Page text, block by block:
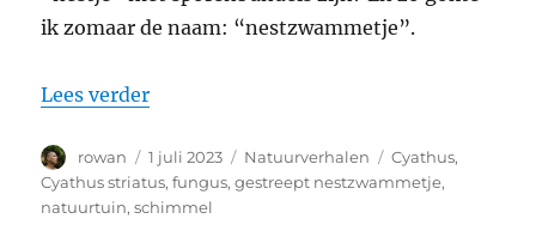
ik zomaar de naam: “nestzwammetje”.
Lees verder“De naam spreekt voor zich: gestreept
Auteur
rowan
Geplaatst
op
1 juli 2023 Categorieën
Natuurverhalen Tags
Cyathus,
Cyathus striatus,fungus,gestreept nestzwammetje,
natuurtuin,schimmel